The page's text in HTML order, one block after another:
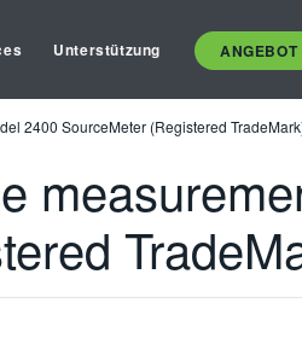
Unterstützung
2400 SourceMeter (Registered